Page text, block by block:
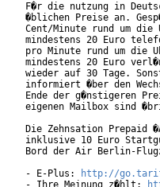
F�r die nutzung in
�blichen Preise an.
Cent/Minute rund um
mindestens 20 Euro
pro Minute rund um die
mindestens 20 Euro
wieder auf 30 Tage.
informiert �ber den
Ende der g�nstigeren
eigenen Mailbox
Die Zehnsation
inklusive 10 Euro
Bord der Air Berlin-
- E-Plus:
http://
- Ihre Meinung z�hlt: